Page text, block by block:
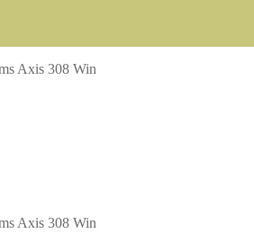
Axis 308 Win
Axis 308 Win